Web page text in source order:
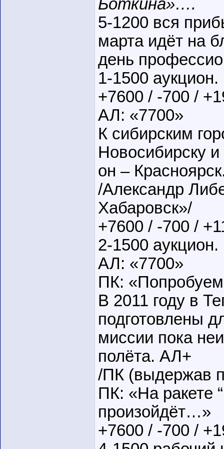
Боткина»….
5-1200 вся
марта идёт на
день
1-1500 аукцион.
+7600 / -700 /
АЛ: «7700»
К сибирским
Новосибирску
он –
/Александр
Хабаровск»/
+7600 / -700 /
2-1500 аукцион.
АЛ: «7700»
ПК:
В 2011 году в
подготовлены
миссии пока
полёта. АЛ+
/ПК (выдержав
ПК: «На ракете
произойдёт…»
+7600 / -700 /